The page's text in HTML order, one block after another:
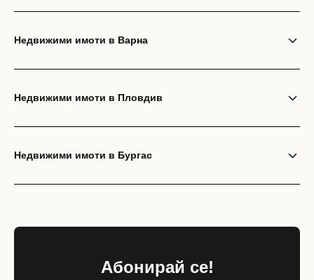
Недвижими имоти в Варна
Недвижими имоти в Пловдив
Недвижими имоти в Бургас
Абонирай се!